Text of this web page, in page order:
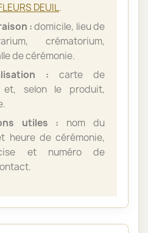
DEUIL.
:domicile, lieu de
crématorium,
de cérémonie.
: carte de
et, selon le produit,
utiles : nom du
heure de cérémonie,
et numéro de